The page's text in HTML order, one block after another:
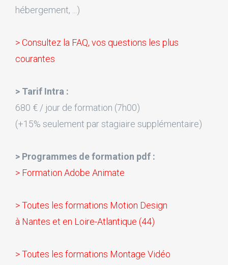
hébergement, ...)
> Consultez la FAQ, vos questions les plus
courantes
> Tarif Intra :
680 € / jour de formation (7h00)
(+15% seulement par stagiaire supplémentaire)
> Programmes de formation pdf :
> Formation Adobe Animate
> Toutes les formations Motion Design
à Nantes et en Loire-Atlantique (44)
> Toutes les formations Montage Vidéo